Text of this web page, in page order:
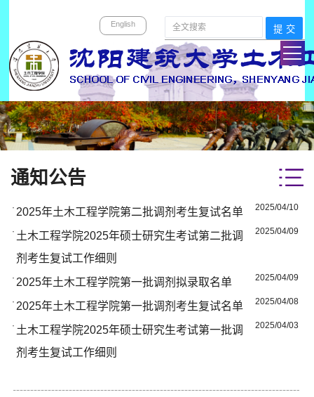
English
· 2025年土木工程学院第二批调剂考生复试名单 2025/04/10
· 土木工程学院2025年硕士研究生考试第二批调
剂考生复试工作细则
2025/04/09
· 2025年土木工程学院第一批调剂拟录取名单 2025/04/09
· 2025年土木工程学院第一批调剂考生复试名单 2025/04/08
· 土木工程学院2025年硕士研究生考试第一批调
剂考生复试工作细则
2025/04/03
通知公告